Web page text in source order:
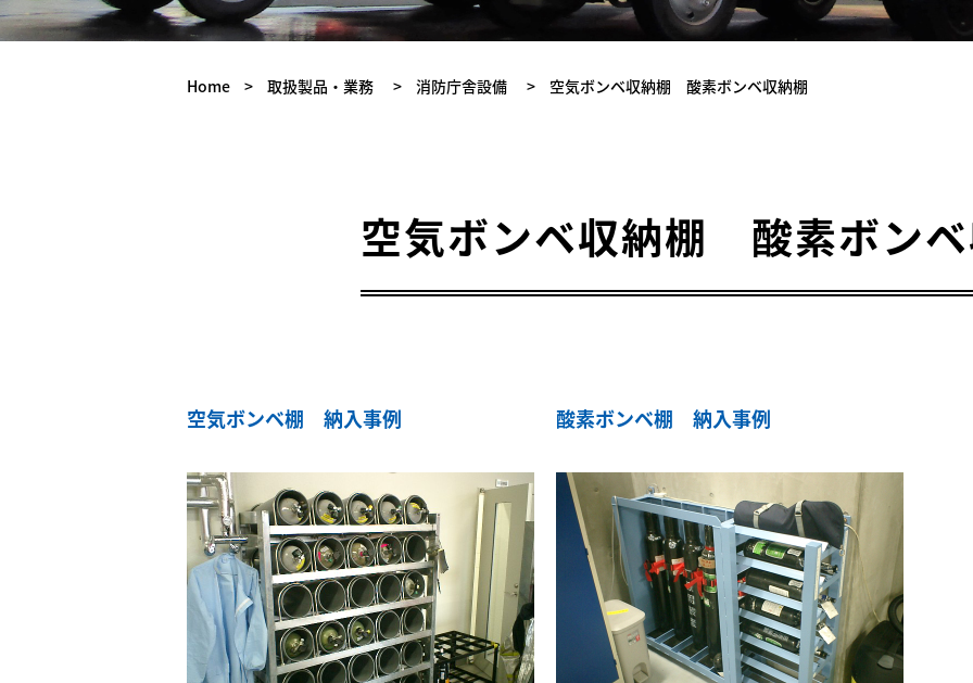
Home > 取扱製品・業務 > 消防庁舎設備 > 空気ボンベ収納棚 酸素ボンベ収納棚
空気ボンベ収納棚 酸素ボン
空気ボンベ棚 納入事例 酸素ボンベ棚 納入事例